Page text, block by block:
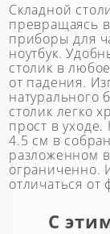
Складной
превращаясь
приборы для
ноутбук.
столик в
от падения.
натурального
столик легко
прост в
4.5 см в
разложенном
ограниченно.
отличаться от
С